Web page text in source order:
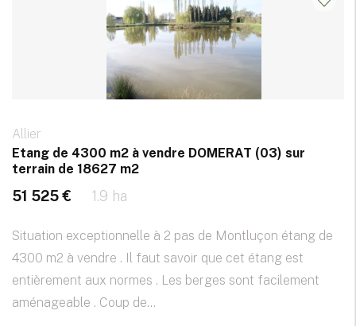
Allier
Etang de 4300 m2 à vendre DOMERAT (03) sur
terrain de 18627 m2
51 525 € 1.9 ha
Situation exceptionnelle à 2 pas de Montluçon étang de
4300 m2 à vendre . Il faut savoir que cet étang est
entièrement aux normes . Les berges sont facilement
aménageable . Coup de...